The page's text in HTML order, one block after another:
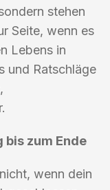
stehen
Seite, wenn es
Lebens in
und Ratschläge
bis zum Ende
wenn dein